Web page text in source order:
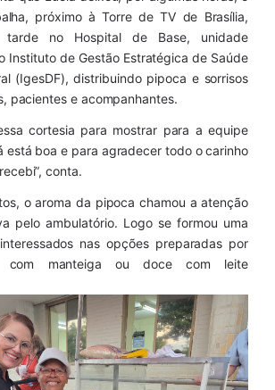
próximo à Torre de TV de Brasília,
no Hospital de Base, unidade
Instituto de Gestão Estratégica de Saúde
(IgesDF), distribuindo pipoca e sorrisos
pacientes e acompanhantes.
cortesia para mostrar para a equipe
está boa e para agradecer todo o carinho
conta.
o aroma da pipoca chamou a atenção
pelo ambulatório. Logo se formou uma
nas opções preparadas por
com manteiga ou doce com leite